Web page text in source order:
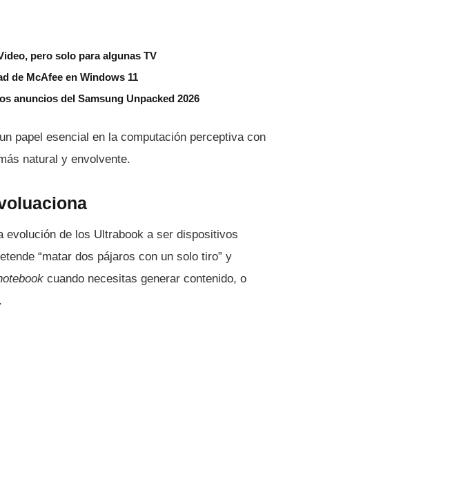
pero solo para algunas TV
de McAfee en Windows 11
anuncios del Samsung Unpacked 2026
papel esencial en la computación perceptiva con
natural y envolvente.
evolución de los Ultrabook a ser dispositivos
“matar dos pájaros con un solo tiro” y
cuando necesitas generar contenido, o